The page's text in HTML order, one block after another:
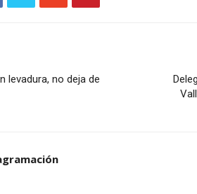
levadura, no deja de